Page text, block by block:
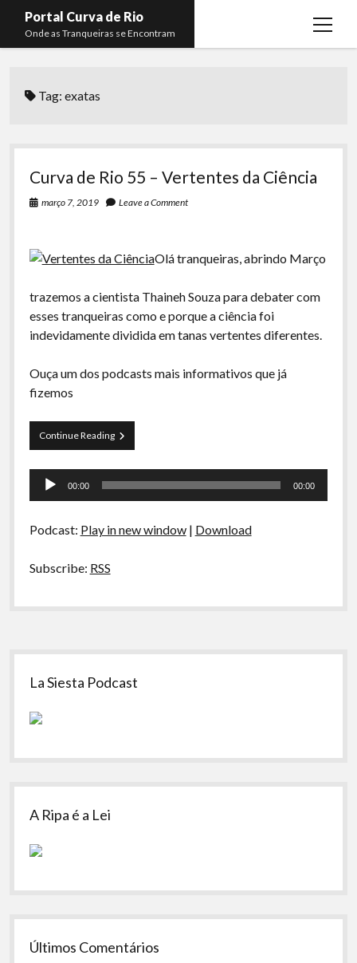
Portal Curva de Rio
Onde as Tranqueiras se Encontram
open
menu
Curva de Rio
Arquivo CDR
Papo Tranqueira
Especiais
Preliminares
Membros
Tag:exatas
Curva de Rio 55 – Vertentes da Ciência
março 7, 2019 Leave a Comment
Olá tranqueiras, abrindo Março
trazemos a cientista Thaineh Souza para debater com
esses tranqueiras como e porque a ciência foi
indevidamente dividida em tanas vertentes diferentes.
Ouça um dos podcasts mais informativos que já
fizemos
Continue ReadingCurva
de
–
Ciência
Tocador
00:00 00:00
Podcast: Play in new window| Download
Subscribe: RSS
Sidebar
La Siesta Podcast
A Ripa é a Lei
Últimos Comentários